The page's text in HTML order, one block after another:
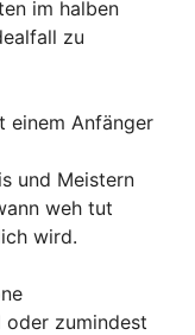
im halben
zu
einem Anfänger
und Meistern
weh tut
wird.
zumindest